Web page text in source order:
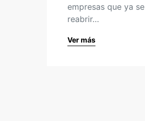
empresas que ya
reabrir…
Ver más